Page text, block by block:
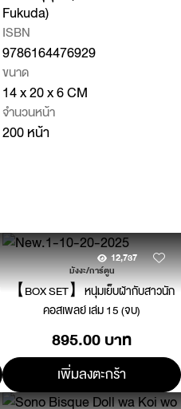
Fukuda)
ISBN
9786164476929
ขนาด
14 x 20 x 6 CM
จำนวนหน้า
200 หน้า
12,737
มังงะ/การ์ตูน
【BOX SET】หนุ่มเย็บผ้ากับสาวนัก
คอสเพลย์ เล่ม 15 (จบ)
895.00 บาท
เพิ่มลงตะกร้า